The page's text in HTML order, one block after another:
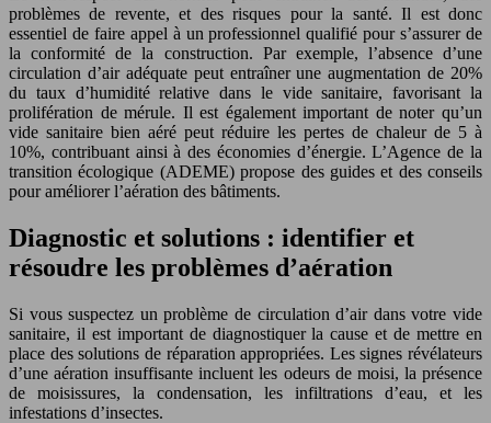
problèmes de revente, et des risques pour la santé. Il est donc
essentiel de faire appel à un professionnel qualifié pour s’assurer de
la conformité de la construction. Par exemple, l’absence d’une
circulation d’air adéquate peut entraîner une augmentation de 20%
du taux d’humidité relative dans le vide sanitaire, favorisant la
prolifération de mérule. Il est également important de noter qu’un
vide sanitaire bien aéré peut réduire les pertes de chaleur de 5 à
10%, contribuant ainsi à des économies d’énergie. L’Agence de la
transition écologique (ADEME) propose des guides et des conseils
pour améliorer l’aération des bâtiments.
Diagnostic et solutions : identifier et
résoudre les problèmes d’aération
Si vous suspectez un problème de circulation d’air dans votre vide
sanitaire, il est important de diagnostiquer la cause et de mettre en
place des solutions de réparation appropriées. Les signes révélateurs
d’une aération insuffisante incluent les odeurs de moisi, la présence
de moisissures, la condensation, les infiltrations d’eau, et les
infestations d’insectes.